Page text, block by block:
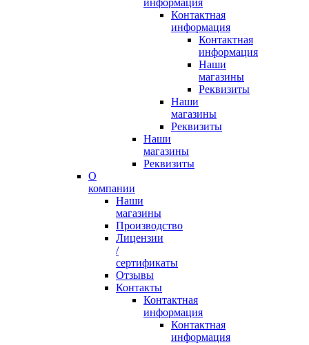
информация
Контактная
информация
Контактная
информация
Наши
магазины
Реквизиты
Наши
магазины
Реквизиты
Наши
магазины
Реквизиты
О
компании
Наши
магазины
Производство
Лицензии
/
сертификаты
Отзывы
Контакты
Контактная
информация
Контактная
информация